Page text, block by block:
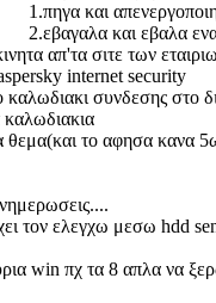
1.πηγα και
2.εβαγαλα και εβαλα
απ'τα σιτε των
internet security
καλωδιακι συνδεσης στο
θεμα(και το αφησα κανα
τον ελεγχω μεσω hdd
win πχ τα 8 απλα να